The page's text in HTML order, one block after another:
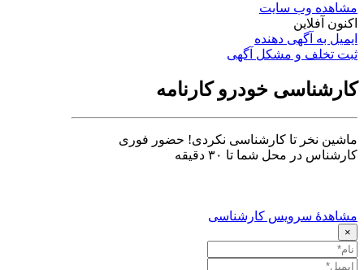
مشاهده وب سایت
اکنون آفلاین
ایمیل به آگهی دهنده
ثبت تخلف و مشکل آگهی
کارشناسی خودرو کارنامه
ماشین نخر تا کارشناسی نکردی! حضور فوری
کارشناس در محل شما تا ۳۰ دقیقه
مشاهدهٔ سرویس کارشناسی
×